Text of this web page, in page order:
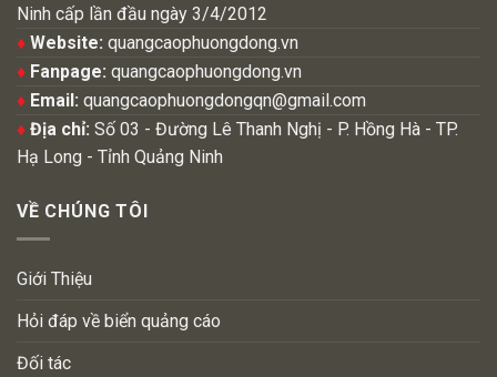
Ninh cấp lần đầu ngày 3/4/2012
♦ Website: quangcaophuongdong.vn
♦ Fanpage: quangcaophuongdong.vn
♦ Email: quangcaophuongdongqn@gmail.com
♦ Địa chỉ: Số 03 - Đường Lê Thanh Nghị - P. Hồng Hà - TP.
Hạ Long - Tỉnh Quảng Ninh
VỀ CHÚNG TÔI
Giới Thiệu
Hỏi đáp về biển quảng cáo
Đối tác